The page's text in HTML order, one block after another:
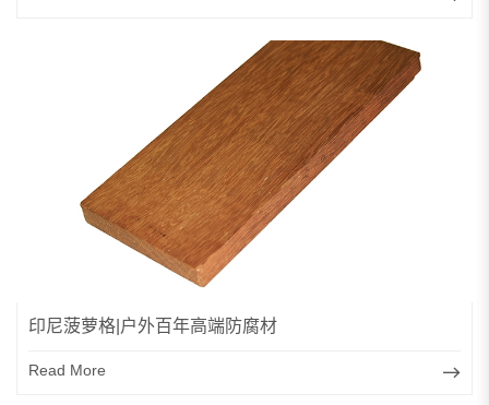
印尼菠萝格|户外百年高端防腐材
Read More